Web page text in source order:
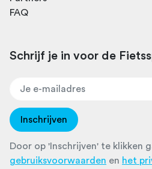
FAQ
Schrijf je in voor de
Inschrijven
Door op 'Inschrijven' te klikken
gebruiksvoorwaarden en het